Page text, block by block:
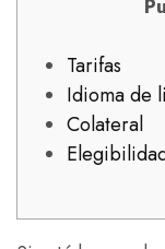
Tarifas
Idioma de
Colateral